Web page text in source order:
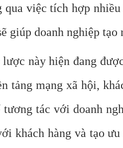
qua việc tích hợp
giúp doanh nghiệp
lược này hiện đang
tảng mạng xã hội,
tương tác với doanh
khách hàng và tạo